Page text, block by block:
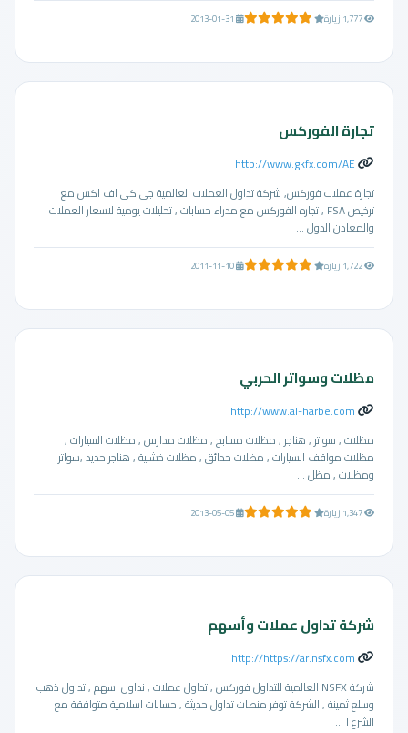
140.0 من 5 نجوم
تجارة الفوركس
http://www.gkfx.com/AE
تجارة عملات فوركس, شركة تداول العملات العالمية جي كي اف اكس مع
ترخيص FSA , تجاره الفوركس مع مدراء حسابات , تحليلات يومية لاسعار العملات
والمعادن الدول ...
29.0 من 5 نجوم
مظلات وسواتر الحربي
http://www.al-harbe.com
مظلات , سواتر , هناجر , مظلات مسابح , مظلات مدارس , مظلات السيارات ,
مظلات مواقف السيارات , مظلات حدائق , مظلات خشبية , هناجر حديد ,سواتر
ومظلات , مظل ...
10.0 من 5 نجوم
شركة تداول عملات وأسهم
http://https://ar.nsfx.com
شركة NSFX العالمية للتداول فوركس , تداول عملات , نداول اسهم , تداول ذهب
وسلع ثمينة , الشركة توفر منصات تداول حديثة , حسابات اسلامية متوافقة مع
الشرع ا ...